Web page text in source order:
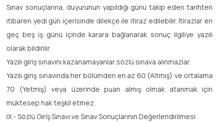
Sınav sonuçlarına, duyurunun yapıldığı günü takip eden tarihten
itibaren yedi gün içerisinde dilekçe ile itiraz edilebilir. İtirazlar en
geç beş iş günü içinde karara bağlanarak sonuç ilgiliye yazılı
olarak bildirilir.
Yazılı giriş sınavını kazanamayanlar sözlü sınava alınmazlar.
Yazılı giriş sınavında her bölümden en az 60 (Altmış) ve ortalama
70 (Yetmiş) veya üzerinde puan almış olmak atanmak için
müktesep hak teşkil etmez.
IX - Sözlü Giriş Sınavı ve Sınav Sonuçlarının Değerlendirilmesi